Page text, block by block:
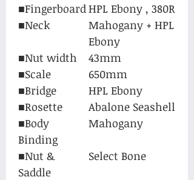
■FingerboardHPL Ebony , 380R
■Neck
Mahogany + HPL
Ebony
■Nut width
43mm
■Scale
650mm
■Bridge
HPL Ebony
■Rosette
Abalone Seashell
■Body
Binding
Mahogany
■Nut &
Saddle
Select Bone